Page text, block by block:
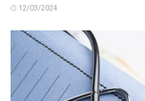
12/03/2024